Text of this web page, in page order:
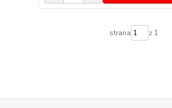
strana z 1